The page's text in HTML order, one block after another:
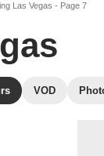
Las Vegas - Page 7
VOD